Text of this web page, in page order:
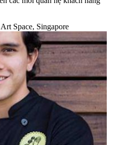
Space, Singapore